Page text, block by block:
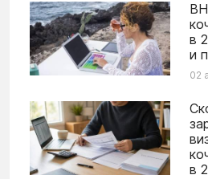
в
и
02
в